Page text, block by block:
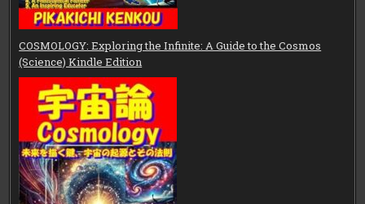
COSMOLOGY: Exploring the Infinite: A Guide to the Cosmos
(Science) Kindle Edition